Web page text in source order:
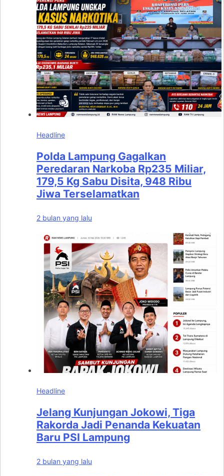
Headline
Polda Lampung Gagalkan
Peredaran Narkoba Rp235 Miliar,
179,5 Kg Sabu Disita, 948 Ribu
Jiwa Terselamatkan
2 bulan yang lalu
Headline
Jelang Kunjungan Jokowi, Tiga
Rakorda Jadi Penanda Kekuatan
Baru PSI Lampung
2 bulan yang lalu